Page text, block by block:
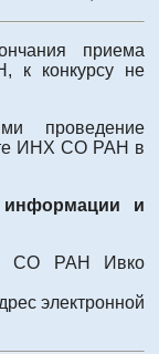
приема
к конкурсу не
проведение
ИНХ СО РАН в
информации и
СО РАН Ивко
электронной